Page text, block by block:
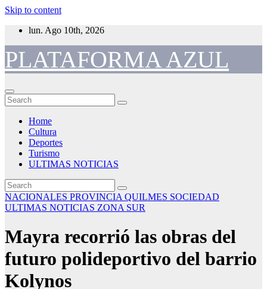
Skip to content
lun. Ago 10th, 2026
PLATAFORMA AZUL
Home
Cultura
Deportes
Turismo
ULTIMAS NOTICIAS
NACIONALES PROVINCIA QUILMES SOCIEDAD
ULTIMAS NOTICIAS ZONA SUR
Mayra recorrió las obras del
futuro polideportivo del barrio
Kolynos